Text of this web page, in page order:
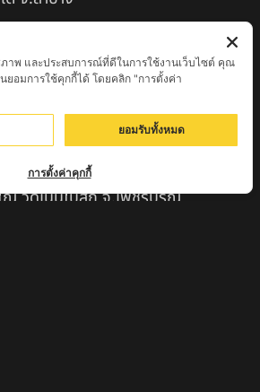
วังท่าดี จ.เพชรบูรณ์
.ลำพูน
ระทะโย วัดเวฬุวัน อ.เชียงดาว
บก๋ง จ.ลำปาง
วัดเนินโบสถ์ จ.เพชรบูรณ์
ภาพ และประสบการณ์ที่ดีในการใช้งานเว็บไซต์ คุณ
ยอมการใช้คุกกี้ได้ โดยคลิก "การตั้งค่า
ยอมรับทั้งหมด
การตั้งค่าคุกกี้